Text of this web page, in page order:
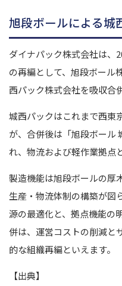
旭段ボールによる城
ダイナパック株式会社は、
の再編として、旭段ボール
西パック株式会社を吸収合
城西パックはこれまで西東
が、合併後は「旭段ボール
れ、物流および軽作業拠点
製造機能は旭段ボールの厚
生産・物流体制の構築が図
源の最適化と、拠点機能の
併は、運営コストの削減と
的な組織再編といえます。
【出典】